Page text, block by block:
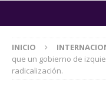
INICIO
que un gobierno de
radicalización.